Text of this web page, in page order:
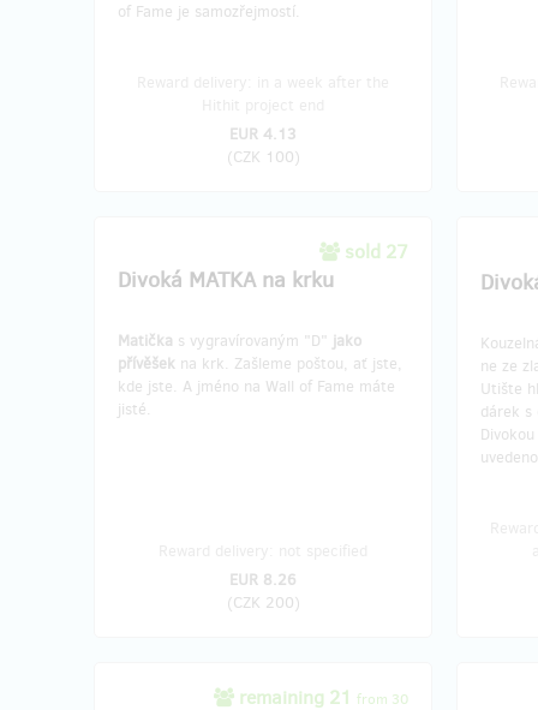
of Fame je samozřejmostí.
EUR 4.13
(CZK 100)
sold 27
Divoká MATKA na krku
Matička s vygravírovaným "D" jako
přívěšek na krk. Zašleme poštou, ať jste,
kde jste. A jméno na Wall of Fame máte
jisté.
EUR 8.26
(CZK 200)
ne ze
Utište
dárek
remaining 21 from 30